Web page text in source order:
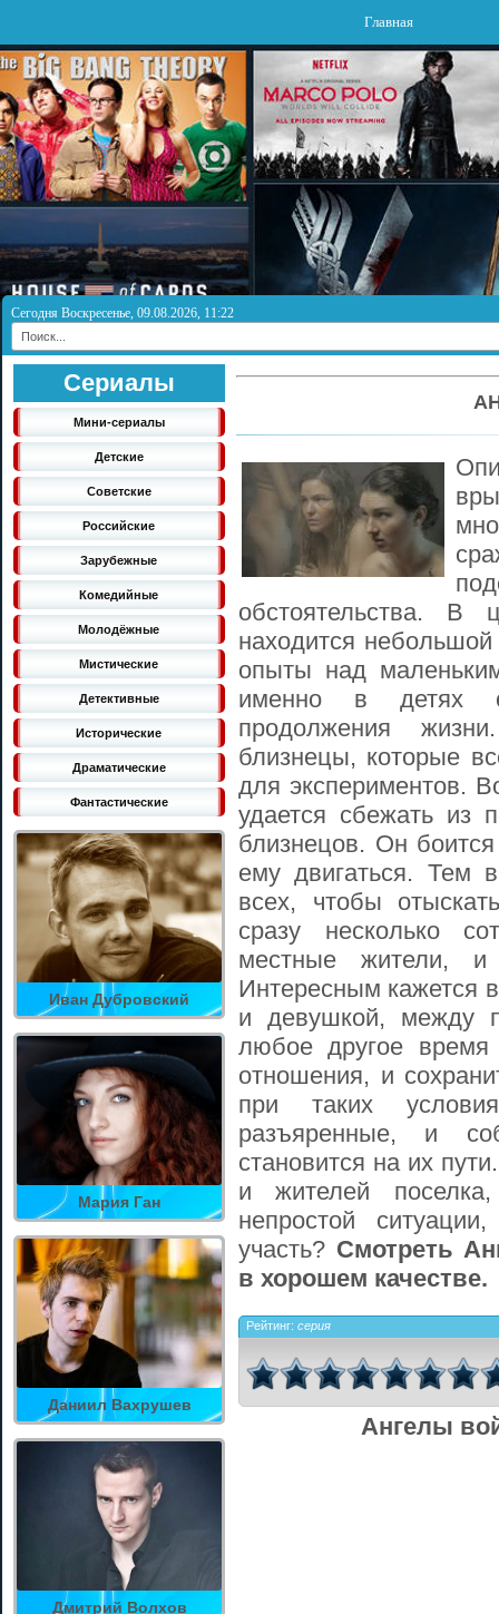
Главная
Сегодня Воскресенье, 09.08.2026, 11:22
Сериалы
Мини-сериалы
Детские
Советские
Российские
Зарубежные
Комедийные
Молодёжные
Мистические
Детективные
Исторические
Драматические
Фантастические
Иван Дубровский
Мария Ган
Даниил Вахрушев
Дмитрий Волхов
обстоятельства. В
находится небольшой
опыты над
именно в детях
продолжения
близнецы, которые
для экспериментов.
удается сбежать из
близнецов. Он
ему двигаться. Тем
всех, чтобы
сразу несколько
местные жители,
Интересным кажется
и девушкой, между
любое другое
отношения, и
при таких
разъяренные, и
становится на их
и жителей
непростой
участь? Смотреть
в хорошем качестве.
Рейтинг: серия
Ангелы